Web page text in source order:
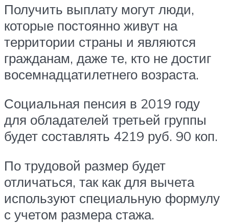
Получить выплату могут люди,
которые постоянно живут на
территории страны и являются
гражданам, даже те, кто не достиг
восемнадцатилетнего возраста.
Социальная пенсия в 2019 году
для обладателей третьей группы
будет составлять 4219 руб. 90 коп.
По трудовой размер будет
отличаться, так как для вычета
используют специальную формулу
с учетом размера стажа.